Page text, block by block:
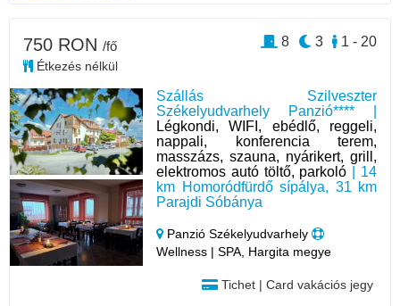
Szállás Szilveszter
Székelyudvarhely Panzió**** |
Légkondi, WIFI, ebédlő, reggeli,
nappali, konferencia terem,
masszázs, szauna, nyárikert, grill,
elektromos autó töltő, parkoló | 14
km Homoródfürdő sípálya, 31 km
Parajdi Sóbánya
Panzió Székelyudvarhely
Wellness | SPA, Hargita megye
Tichet | Card vakációs jegy
750 RON /fő
Étkezés nélkül
1 - 20
3
8